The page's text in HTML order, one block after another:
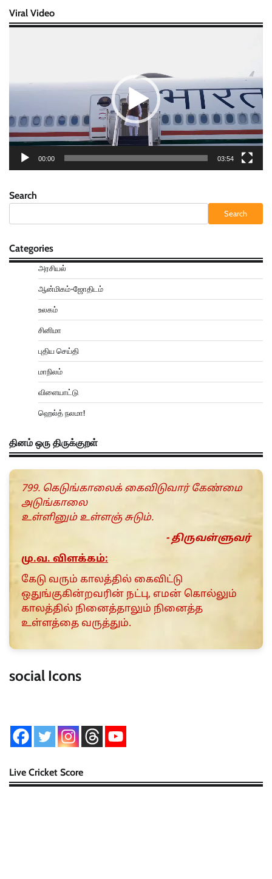
Viral Video
00:00 03:54
Search
Search
Categories
அரசியல்
ஆன்மிகம்-ஜோதிடம்
உலகம்
சினிமா
புதிய செய்தி
மாநிலம்
விளையாட்டு
ஹெல்த் நலமா!
தினம் ஒரு திருக்குறள்
799. கெடுங்காலைக் கைவிடுவார் கேண்மை
அடுங்காலை
உள்ளினும் உள்ளஞ் சுடும்.
- திருவள்ளுவர்
மு.வ. விளக்கம்:
கேடு வரும் காலத்தில் கைவிட்டு
ஒதுங்குகின்றவரின் நட்பு, எமன் கொல்லும்
காலத்தில் நினைத்தாலும் நினைத்த
உள்ளத்தை வருத்தும்.
social Icons
Live Cricket Score